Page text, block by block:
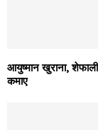
आयुष्मान खुराना,
कमाए